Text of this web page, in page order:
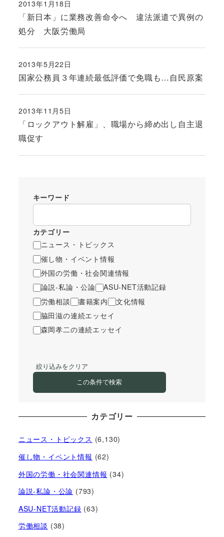
「新日本」に業務改善命令へ 違法派遣で異例の
処分 大阪労働局
投稿日
2013年1月18日
国家公務員３年連続最低評価で免職も…自民原案
投稿日
2013年5月22日
「ロックアウト解雇」、職場から締め出し自主退
職促す
投稿日
2013年11月5日
キーワード
カテゴリー
ニュース・トピックス
催し物・イベント情報
外国の労働・社会関連情報
論説-私論・公論
ASU-NET活動記録
労働相談
書籍案内
文化情報
脇田滋の連続エッセイ
森岡孝二の連続エッセイ
絞り込みをクリア
この条件で検索
カテゴリー
ニュース・トピックス (6,130)
催し物・イベント情報 (62)
外国の労働・社会関連情報 (34)
論説-私論・公論 (793)
ASU-NET活動記録 (63)
労働相談 (38)